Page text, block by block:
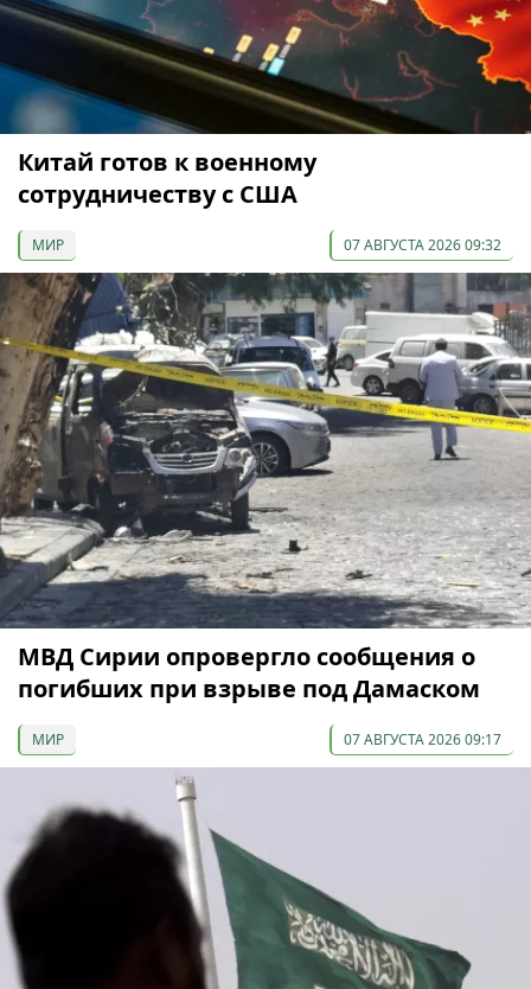
Китай готов к военному
сотрудничеству с США
МИР 07 АВГУСТА 2026 09:32
МВД Сирии опровергло сообщения о
погибших при взрыве под Дамаском
МИР 07 АВГУСТА 2026 09:17